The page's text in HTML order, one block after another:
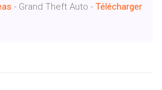
- Grand Theft Auto - Télécharger